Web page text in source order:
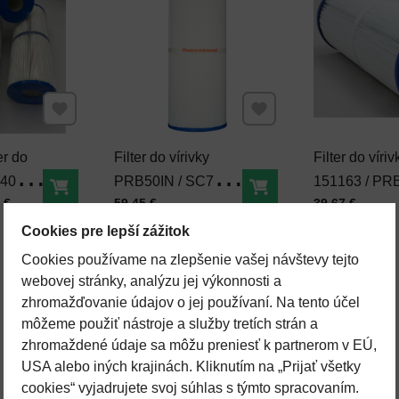
do
€ Do košíka
Filter do vírivky
PRB50IN / SC706
Wellis, Hydropool,
Hot Spring, Cal Spas
Cena s DPH
59,45 € Do košíka
Filter do
151163 /
Wellis,
Cena s DPH
39,67 €
Cookies pre lepší zážitok
Cookies používame na zlepšenie vašej návštevy tejto
webovej stránky, analýzu jej výkonnosti a
zhromažďovanie údajov o jej používaní. Na tento účel
môžeme použiť nástroje a služby tretích strán a
zhromaždené údaje sa môžu preniesť k partnerom v EÚ,
USA alebo iných krajinách. Kliknutím na „Prijať všetky
cookies“ vyjadrujete svoj súhlas s týmto spracovaním.